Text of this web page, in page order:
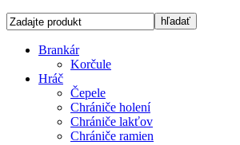
Brankár
Korčule
Hráč
Čepele
Chrániče holení
Chrániče lakťov
Chrániče ramien